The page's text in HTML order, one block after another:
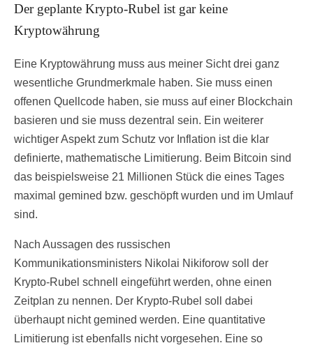
Der geplante Krypto-Rubel ist gar keine
Kryptowährung
Eine Kryptowährung muss aus meiner Sicht drei ganz
wesentliche Grundmerkmale haben. Sie muss einen
offenen Quellcode haben, sie muss auf einer Blockchain
basieren und sie muss dezentral sein. Ein weiterer
wichtiger Aspekt zum Schutz vor Inflation ist die klar
definierte, mathematische Limitierung. Beim Bitcoin sind
das beispielsweise 21 Millionen Stück die eines Tages
maximal gemined bzw. geschöpft wurden und im Umlauf
sind.
Nach Aussagen des russischen
Kommunikationsministers Nikolai Nikiforow soll der
Krypto-Rubel schnell eingeführt werden, ohne einen
Zeitplan zu nennen. Der Krypto-Rubel soll dabei
überhaupt nicht gemined werden. Eine quantitative
Limitierung ist ebenfalls nicht vorgesehen. Eine so